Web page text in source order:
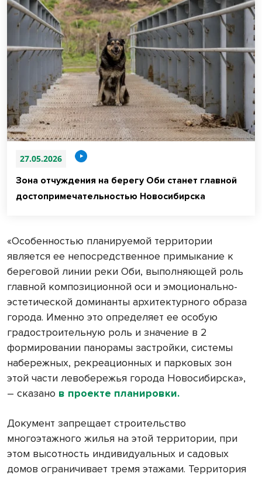
27.05.2026
Зона отчуждения на берегу Оби станет главной
достопримечательностью Новосибирска
«Особенностью планируемой территории
является ее непосредственное примыкание к
береговой линии реки Оби, выполняющей роль
главной композиционной оси и эмоционально-
эстетической доминанты архитектурного образа
города. Именно это определяет ее особую
градостроительную роль и значение в 2
формировании панорамы застройки, системы
набережных, рекреационных и парковых зон
этой части левобережья города Новосибирска»,
– сказано в проекте планировки.
Документ запрещает строительство
многоэтажного жилья на этой территории, при
этом высотность индивидуальных и садовых
домов ограничивает тремя этажами. Территория